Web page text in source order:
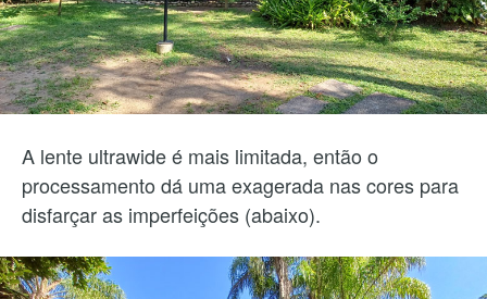
A lente ultrawide é mais limitada, então o
processamento dá uma exagerada nas cores para
disfarçar as imperfeições (abaixo).